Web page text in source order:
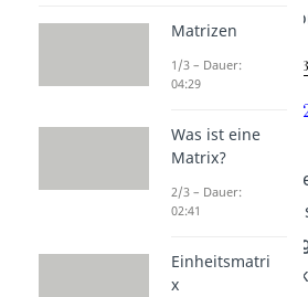
Das
Schreibweise
Zeileablesen
Matrizen
1/3 – Dauer:
04:29
Was ist eine
Matrix?
2/3 – Dauer:
02:41
Einheitsmatri
x